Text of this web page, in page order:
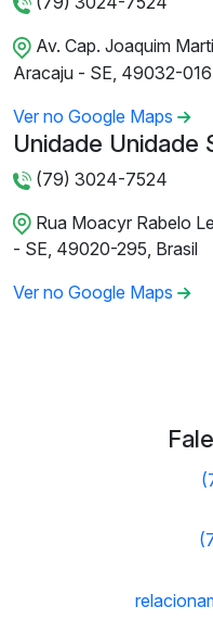
Av. Cap. Joaquim
Aracaju - SE, 49032-016
Ver no Google Maps
Unidade Unidade
(79) 3024-7524
Rua Moacyr Rabelo
- SE, 49020-295, Brasil
Ver no Google Maps